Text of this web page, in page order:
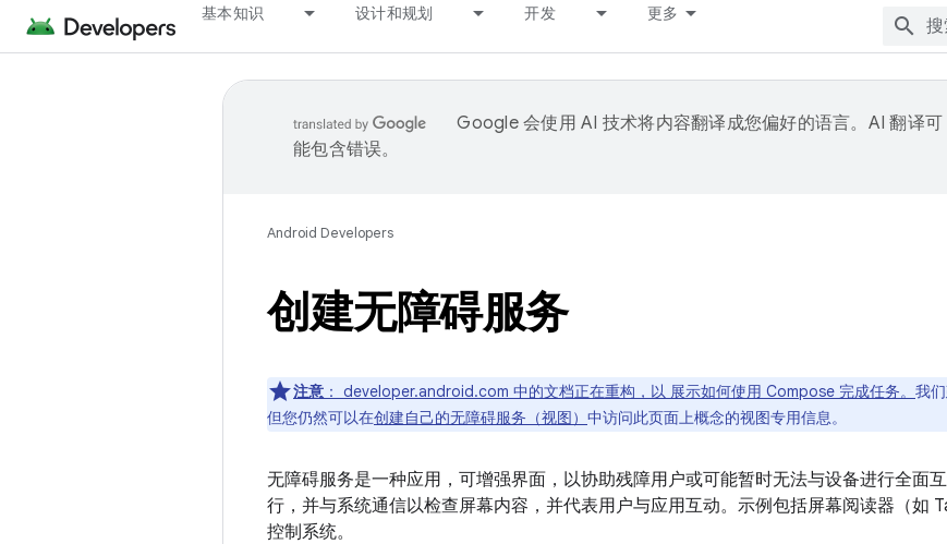
基本知识 设计和规划 开发 更多
Google 会使用 AI 技术将内容翻译成您偏好的语言。AI 翻译可
能包含错误。
Android Developers
创建无障碍服务
注意 ： developer.android.com 中的文档正在重构，以 展示如何使用 Compose 完成任务。 我
但您仍然可以在创建自己的无障碍服务（视图） 中访问此页面上概念的视图专用信息。
无障碍服务是一种应用，可增强界面，以协助残障用户或可能暂时无法与设备进行全面互
行，并与系统通信以检查屏幕内容，并代表用户与应用互动。示例包括屏幕阅读器（如
控制系统。